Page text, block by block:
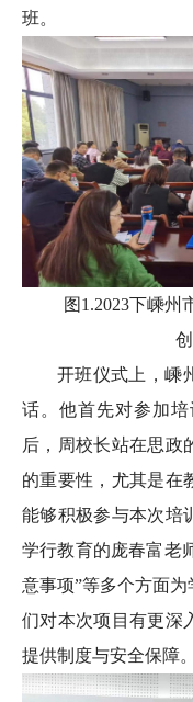
班。
图1.2023下嵊州
开班仪式上，嵊
话。他首先对参加
后，周校长站在思政
的重要性，尤其是在
能够积极参与本次培
学行教育的庞春富老
意事项”等多个方面
们对本次项目有更深
提供制度与安全保障。